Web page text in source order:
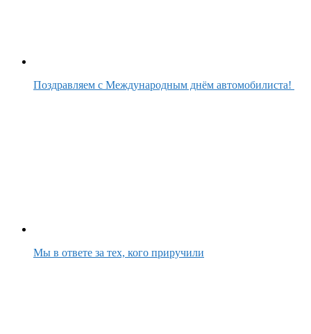
Поздравляем с Международным днём автомобилиста!
Мы в ответе за тех, кого приручили